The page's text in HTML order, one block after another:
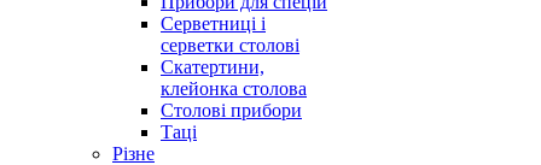
Серветниці і
серветки столові
Скатертини,
клейонка столова
Столові прибори
Таці
Різне